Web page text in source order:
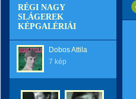
RÉGI NAGY
SLÁGEREK
KÉPGALÉRIÁI
Dobos Attila
7 kép